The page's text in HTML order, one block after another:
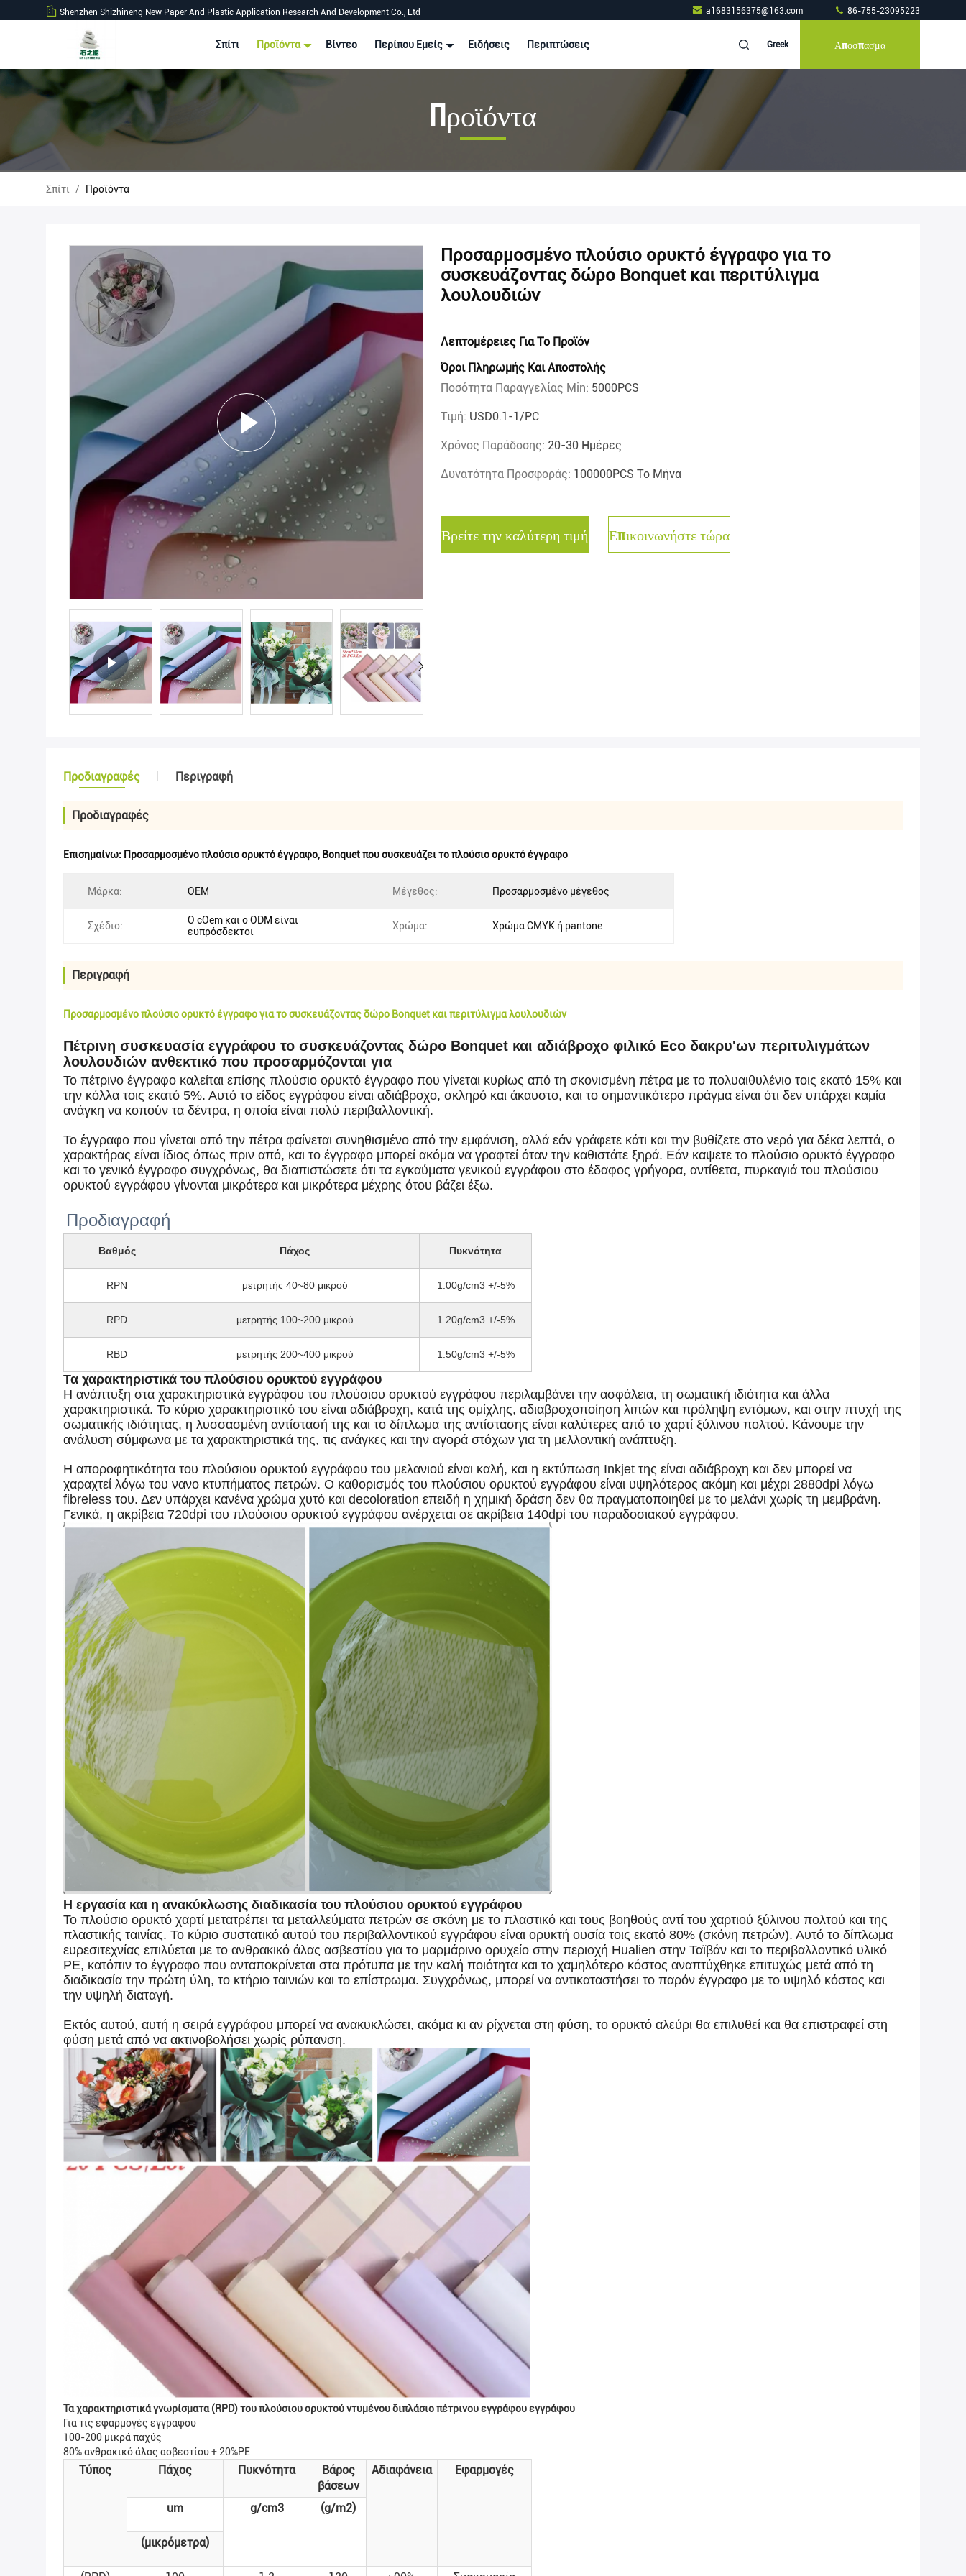
Shenzhen Shizhineng New Paper And Plastic Application Research And Development Co., Ltd a1683156375@163.com 86-755-23095223
Σπίτι Προϊόντα Βίντεο Περίπου Εμείς Ειδήσεις Περιπτώσεις Greek Απόσπασμα
Προϊόντα
Σπίτι / Προϊόντα
Προσαρμοσμένο πλούσιο ορυκτό έγγραφο για το
συσκευάζοντας δώρο Bonquet και περιτύλιγμα
λουλουδιών
Λεπτομέρειες Για Το Προϊόν
Όροι Πληρωμής Και Αποστολής
Ποσότητα Παραγγελίας Min: 5000PCS
Τιμή: USD0.1-1/PC
Χρόνος Παράδοσης: 20-30 Ημέρες
Δυνατότητα Προσφοράς: 100000PCS Το Μήνα
Βρείτε την καλύτερη τιμή Επικοινωνήστε τώρα
Προδιαγραφές Περιγραφή
Προδιαγραφές
Επισημαίνω: Προσαρμοσμένο πλούσιο ορυκτό έγγραφο, Bonquet που συσκευάζει το πλούσιο ορυκτό έγγραφο
Μάρκα: OEM Μέγεθος: Προσαρμοσμένο μέγεθος
Σχέδιο:
Ο cOem και ο ODM είναι
ευπρόσδεκτοι
Χρώμα: Χρώμα CMYK ή pantone
Περιγραφή
Προσαρμοσμένο πλούσιο ορυκτό έγγραφο για το συσκευάζοντας δώρο Bonquet και περιτύλιγμα λουλουδιών
Πέτρινη συσκευασία εγγράφου το συσκευάζοντας δώρο Bonquet και αδιάβροχο φιλικό Eco δακρυ'ων περιτυλιγμάτων
λουλουδιών ανθεκτικό που προσαρμόζονται για
Το πέτρινο έγγραφο καλείται επίσης πλούσιο ορυκτό έγγραφο που γίνεται κυρίως από τη σκονισμένη πέτρα με το πολυαιθυλένιο τοις εκατό 15% και
την κόλλα τοις εκατό 5%. Αυτό το είδος εγγράφου είναι αδιάβροχο, σκληρό και άκαυστο, και το σημαντικότερο πράγμα είναι ότι δεν υπάρχει καμία
ανάγκη να κοπούν τα δέντρα, η οποία είναι πολύ περιβαλλοντική.
Το έγγραφο που γίνεται από την πέτρα φαίνεται συνηθισμένο από την εμφάνιση, αλλά εάν γράφετε κάτι και την βυθίζετε στο νερό για δέκα λεπτά, ο
χαρακτήρας είναι ίδιος όπως πριν από, και το έγγραφο μπορεί ακόμα να γραφτεί όταν την καθιστάτε ξηρά. Εάν καψετε το πλούσιο ορυκτό έγγραφο
και το γενικό έγγραφο συγχρόνως, θα διαπιστώσετε ότι τα εγκαύματα γενικού εγγράφου στο έδαφος γρήγορα, αντίθετα, πυρκαγιά του πλούσιου
ορυκτού εγγράφου γίνονται μικρότερα και μικρότερα μέχρης ότου βάζει έξω.
Προδιαγραφή
Βαθμός Πάχος Πυκνότητα
RPN μετρητής 40~80 μικρού 1.00g/cm3 +/-5%
RPD μετρητής 100~200 μικρού 1.20g/cm3 +/-5%
RBD μετρητής 200~400 μικρού 1.50g/cm3 +/-5%
Τα χαρακτηριστικά του πλούσιου ορυκτού εγγράφου
Η ανάπτυξη στα χαρακτηριστικά εγγράφου του πλούσιου ορυκτού εγγράφου περιλαμβάνει την ασφάλεια, τη σωματική ιδιότητα και άλλα
χαρακτηριστικά. Το κύριο χαρακτηριστικό του είναι αδιάβροχη, κατά της ομίχλης, αδιαβροχοποίηση λιπών και πρόληψη εντόμων, και στην πτυχή της
σωματικής ιδιότητας, η λυσσασμένη αντίστασή της και το δίπλωμα της αντίστασης είναι καλύτερες από το χαρτί ξύλινου πολτού. Κάνουμε την
ανάλυση σύμφωνα με τα χαρακτηριστικά της, τις ανάγκες και την αγορά στόχων για τη μελλοντική ανάπτυξη.
Η αποροφητικότητα του πλούσιου ορυκτού εγγράφου του μελανιού είναι καλή, και η εκτύπωση Inkjet της είναι αδιάβροχη και δεν μπορεί να
χαραχτεί λόγω του νανο κτυπήματος πετρών. Ο καθορισμός του πλούσιου ορυκτού εγγράφου είναι υψηλότερος ακόμη και μέχρι 2880dpi λόγω
fibreless του. Δεν υπάρχει κανένα χρώμα χυτό και decoloration επειδή η χημική δράση δεν θα πραγματοποιηθεί με το μελάνι χωρίς τη μεμβράνη.
Γενικά, η ακρίβεια 720dpi του πλούσιου ορυκτού εγγράφου ανέρχεται σε ακρίβεια 140dpi του παραδοσιακού εγγράφου.
Η εργασία και η ανακύκλωσης διαδικασία του πλούσιου ορυκτού εγγράφου
Το πλούσιο ορυκτό χαρτί μετατρέπει τα μεταλλεύματα πετρών σε σκόνη με το πλαστικό και τους βοηθούς αντί του χαρτιού ξύλινου πολτού και της
πλαστικής ταινίας. Το κύριο συστατικό αυτού του περιβαλλοντικού εγγράφου είναι ορυκτή ουσία τοις εκατό 80% (σκόνη πετρών). Αυτό το δίπλωμα
ευρεσιτεχνίας επιλύεται με το ανθρακικό άλας ασβεστίου για το μαρμάρινο ορυχείο στην περιοχή Hualien στην Ταϊβάν και το περιβαλλοντικό υλικό
PE, κατόπιν το έγγραφο που ανταποκρίνεται στα πρότυπα με την καλή ποιότητα και το χαμηλότερο κόστος αναπτύχθηκε επιτυχώς μετά από τη
διαδικασία την πρώτη ύλη, το κτήριο ταινιών και το επίστρωμα. Συγχρόνως, μπορεί να αντικαταστήσει το παρόν έγγραφο με το υψηλό κόστος και
την υψηλή διαταγή.
Εκτός αυτού, αυτή η σειρά εγγράφου μπορεί να ανακυκλώσει, ακόμα κι αν ρίχνεται στη φύση, το ορυκτό αλεύρι θα επιλυθεί και θα επιστραφεί στη
φύση μετά από να ακτινοβολήσει χωρίς ρύπανση.
Τα χαρακτηριστικά γνωρίσματα (RPD) του πλούσιου ορυκτού ντυμένου διπλάσιο πέτρινου εγγράφου εγγράφου
Για τις εφαρμογές εγγράφου
100-200 μικρά παχύς
80% ανθρακικό άλας ασβεστίου + 20%PE
Τύπος Πάχος Πυκνότητα
Βάρος
βάσεων
Αδιαφάνεια Εφαρμογές
um g/cm3 (g/m2)
(μικρόμετρα)